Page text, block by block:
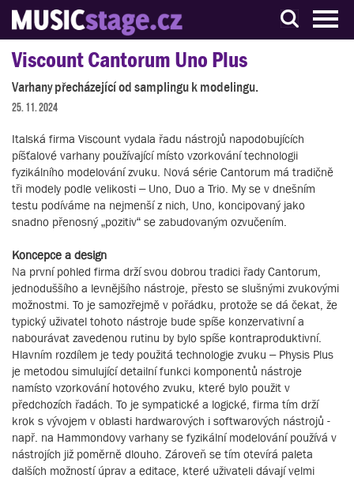
S muzikanty pro muzikanty
Viscount Cantorum Uno Plus
Varhany přecházející od samplingu k modelingu.
25. 11. 2024
Italská firma Viscount vydala řadu nástrojů napodobujících
píšťalové varhany používající místo vzorkování technologii
fyzikálního modelování zvuku. Nová série Cantorum má tradičně
tři modely podle velikosti – Uno, Duo a Trio. My se v dnešním
testu podíváme na nejmenší z nich, Uno, koncipovaný jako
snadno přenosný „pozitiv“ se zabudovaným ozvučením.
Koncepce a design
Na první pohled firma drží svou dobrou tradici řady Cantorum,
jednoduššího a levnějšího nástroje, přesto se slušnými zvukovými
možnostmi. To je samozřejmě v pořádku, protože se dá čekat, že
typický uživatel tohoto nástroje bude spíše konzervativní a
nabourávat zavedenou rutinu by bylo spíše kontraproduktivní.
Hlavním rozdílem je tedy použitá technologie zvuku – Physis Plus
je metodou simulující detailní funkci komponentů nástroje
namísto vzorkování hotového zvuku, které bylo použit v
předchozích řadách. To je sympatické a logické, firma tím drží
krok s vývojem v oblasti hardwarových i softwarových nástrojů -
např. na Hammondovy varhany se fyzikální modelování používá v
nástrojích již poměrně dlouho. Zároveň se tím otevírá paleta
dalších možností úprav a editace, které uživateli dávají velmi